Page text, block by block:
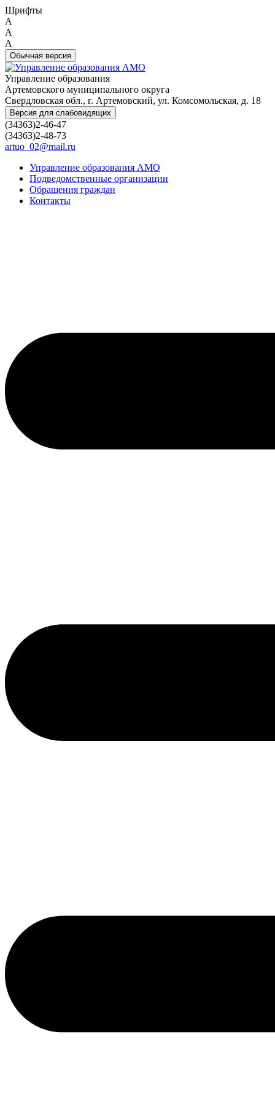
Шрифты
A
A
A
Обычная версия
Управление образования
Артемовского муниципального округа
Свердловская обл., г. Артемовский, ул. Комсомольская, д. 18
Версия для слабовидящих
(34363)2-46-47
(34363)2-48-73
artuo_02@mail.ru
Управление образования АМО
Подведомственные организации
Обращения граждан
Контакты